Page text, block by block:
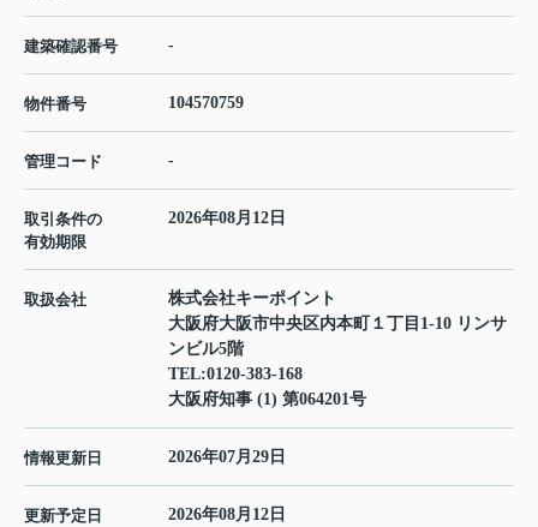
建築確認番号 -
物件番号 104570759
管理コード -
取引条件の
有効期限
2026年08月12日
取扱会社
株式会社キーポイント
大阪府大阪市中央区内本町１丁目1-10 リンサ
ンビル5階
TEL:0120-383-168
大阪府知事 (1) 第064201号
情報更新日 2026年07月29日
更新予定日 2026年08月12日